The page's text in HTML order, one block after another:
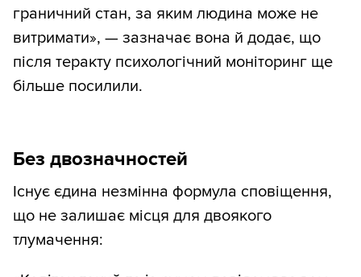
граничний стан, за яким людина може не
витримати», — зазначає вона й додає, що
після теракту психологічний моніторинг ще
більше посилили.
Без двозначностей
Існує єдина незмінна формула сповіщення,
що не залишає місця для двоякого
тлумачення: